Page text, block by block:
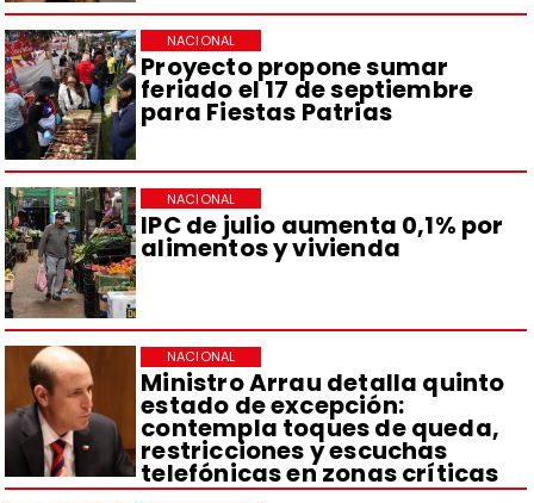
Proyecto propone sumar
feriado el 17 de septiembre
para Fiestas Patrias
NACIONAL
IPC de julio aumenta 0,1% por
alimentos y vivienda
NACIONAL
Ministro Arrau detalla quinto
estado de excepción:
contempla toques de queda,
restricciones y escuchas
telefónicas en zonas críticas
NACIONAL